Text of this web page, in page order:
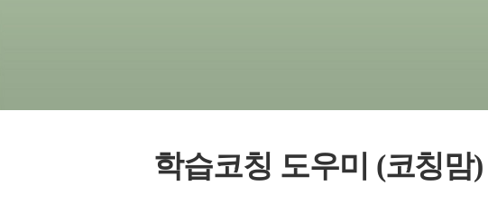
학습코칭 도우미 (코칭맘)